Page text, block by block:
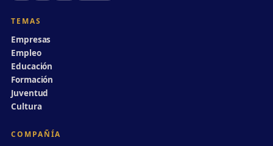
TEMAS
Empresas
Empleo
Educación
Formación
Juventud
Cultura
COMPAÑÍA